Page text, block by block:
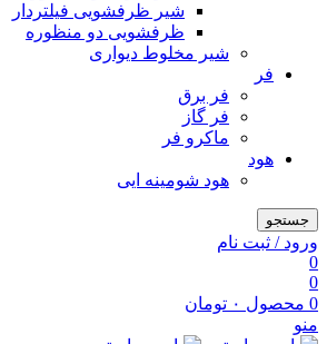
شیر ظرفشویی فیلتردار
ظرفشویی دو منظوره
شیر مخلوط دیواری
فر
فر برق
فر گاز
ماكرو فر
هود
هود شومینه ایی
جستجو
ورود / ثبت نام
0
0
0 محصول ۰ تومان
منو